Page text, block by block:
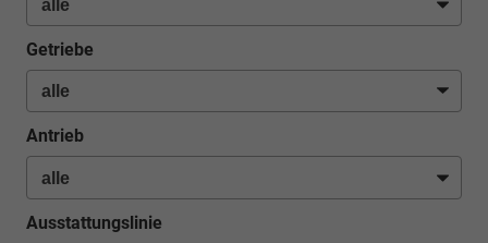
Getriebe
Antrieb
Ausstattungslinie